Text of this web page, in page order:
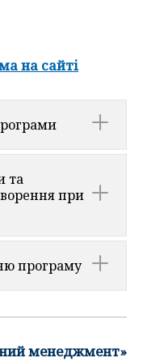
на сайті
та
при
програму
менеджмент»